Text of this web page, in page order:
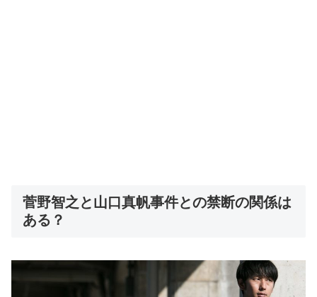
菅野智之と山口真帆事件との禁断の関係は
ある？